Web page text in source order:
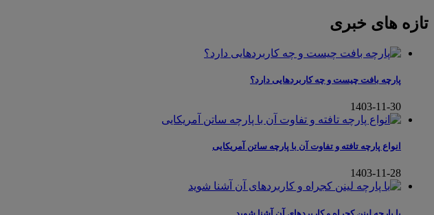
تازه های خبری
پارچه بافت چیست و چه کاربردهایی دارد؟
1403-11-30
انواع پارچه تافته و تفاوت آن با پارچه ساتن آمریکایی
1403-11-28